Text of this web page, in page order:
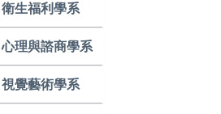
衛生福利學系
心理與諮商學系
視覺藝術學系